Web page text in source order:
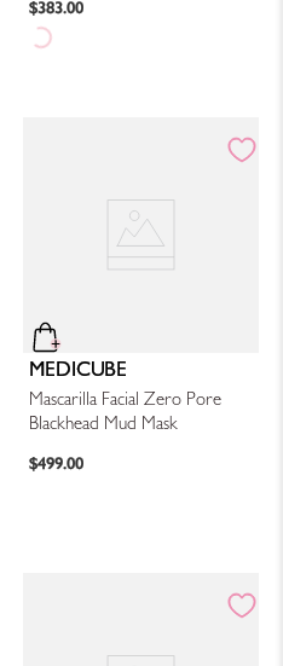
$383.00
MEDICUBE
Mascarilla Facial Zero Pore
Blackhead Mud Mask
$499.00